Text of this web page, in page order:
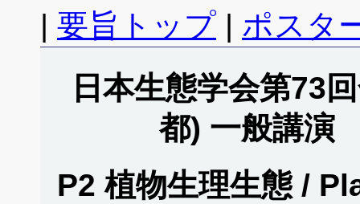
| 要旨トップ | ポスタ
日本生態学会第73
都) 一般講演
P2 植物生理生態 /